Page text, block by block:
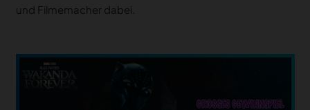
und Filmemacher dabei.